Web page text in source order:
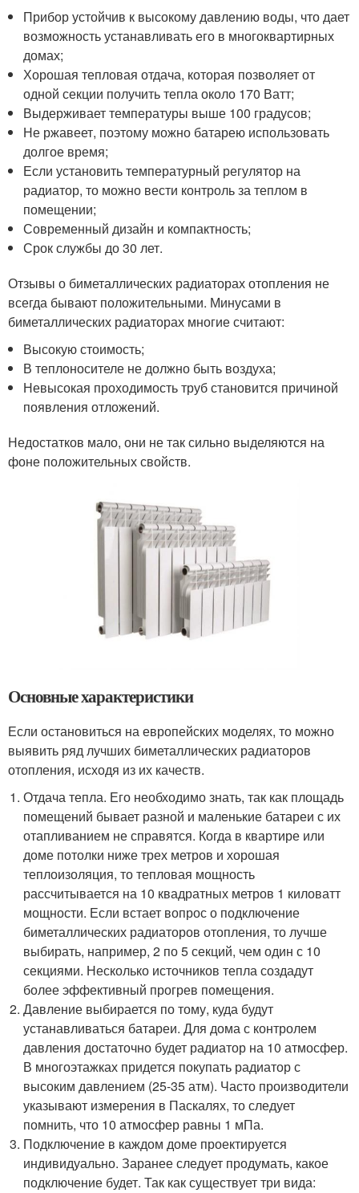
Прибор устойчив к высокому давлению воды, что дает
возможность устанавливать его в многоквартирных
домах;
Хорошая тепловая отдача, которая позволяет от
одной секции получить тепла около 170 Ватт;
Выдерживает температуры выше 100 градусов;
Не ржавеет, поэтому можно батарею использовать
долгое время;
Если установить температурный регулятор на
радиатор, то можно вести контроль за теплом в
помещении;
Современный дизайн и компактность;
Срок службы до 30 лет.
Отзывы о биметаллических радиаторах отопления не
всегда бывают положительными. Минусами в
биметаллических радиаторах многие считают:
Высокую стоимость;
В теплоносителе не должно быть воздуха;
Невысокая проходимость труб становится причиной
появления отложений.
Недостатков мало, они не так сильно выделяются на
фоне положительных свойств.
Основные характеристики
Если остановиться на европейских моделях, то можно
выявить ряд лучших биметаллических радиаторов
отопления, исходя из их качеств.
Отдача тепла. Его необходимо знать, так как площадь
помещений бывает разной и маленькие батареи с их
отапливанием не справятся. Когда в квартире или
доме потолки ниже трех метров и хорошая
теплоизоляция, то тепловая мощность
рассчитывается на 10 квадратных метров 1 киловатт
мощности. Если встает вопрос о подключение
биметаллических радиаторов отопления, то лучше
выбирать, например, 2 по 5 секций, чем один с 10
секциями. Несколько источников тепла создадут
более эффективный прогрев помещения.
Давление выбирается по тому, куда будут
устанавливаться батареи. Для дома с контролем
давления достаточно будет радиатор на 10 атмосфер.
В многоэтажках придется покупать радиатор с
высоким давлением (25-35 атм). Часто производители
указывают измерения в Паскалях, то следует
помнить, что 10 атмосфер равны 1 мПа.
Подключение в каждом доме проектируется
индивидуально. Заранее следует продумать, какое
подключение будет. Так как существует три вида: